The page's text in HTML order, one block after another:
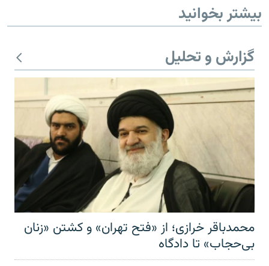
بیشتر بخوانید
گزارش و تحلیل
محمدباقر خرازی؛ از «فتح تهران» و کشتن «زنان
بی‌حجاب» تا دادگاه